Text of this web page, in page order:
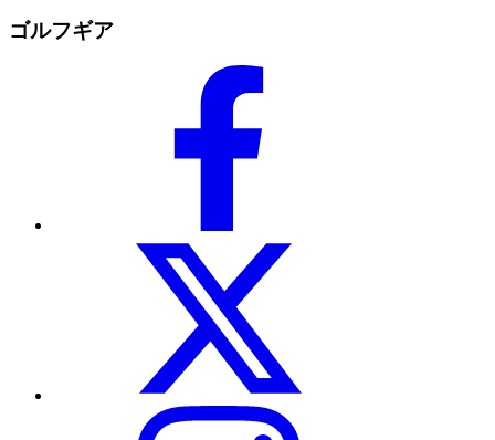
ゴルフギア